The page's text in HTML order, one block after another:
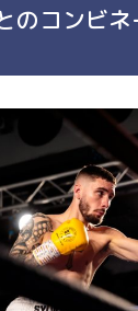
のコンビ